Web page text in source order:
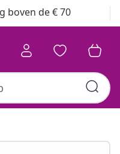
boven de € 70